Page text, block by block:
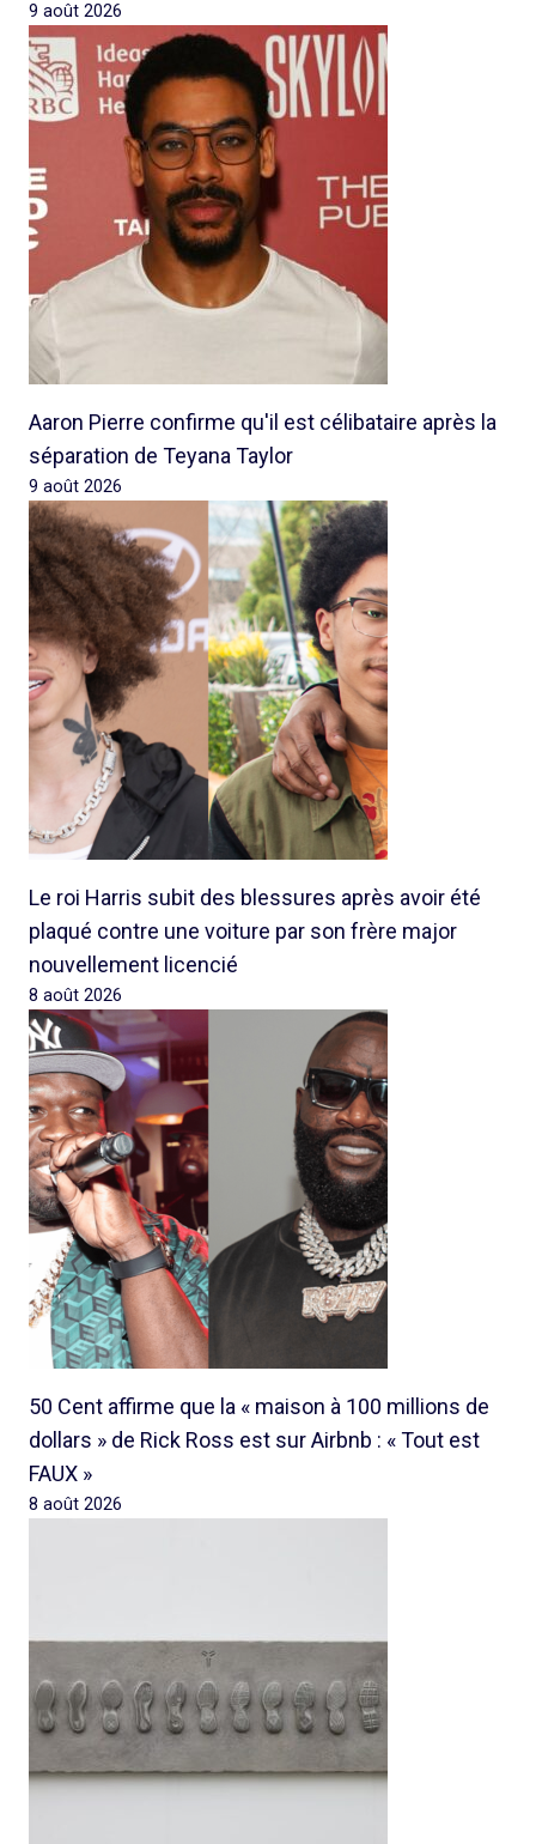
9 août 2026
Aaron Pierre confirme qu'il est célibataire après la
séparation de Teyana Taylor
9 août 2026
Le roi Harris subit des blessures après avoir été
plaqué contre une voiture par son frère major
nouvellement licencié
8 août 2026
50 Cent affirme que la « maison à 100 millions de
dollars » de Rick Ross est sur Airbnb : « Tout est
FAUX »
8 août 2026